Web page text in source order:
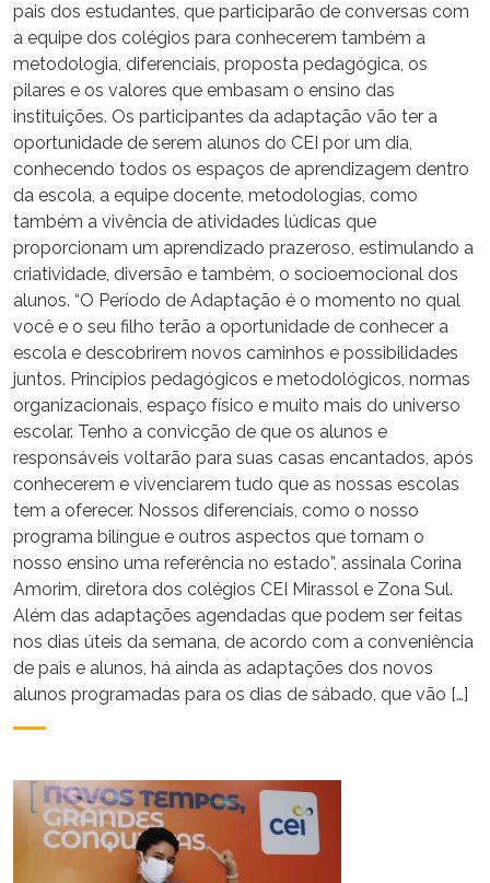
pais dos estudantes, que participarão de conversas com
a equipe dos colégios para conhecerem também a
metodologia, diferenciais, proposta pedagógica, os
pilares e os valores que embasam o ensino das
instituições. Os participantes da adaptação vão ter a
oportunidade de serem alunos do CEI por um dia,
conhecendo todos os espaços de aprendizagem dentro
da escola, a equipe docente, metodologias, como
também a vivência de atividades lúdicas que
proporcionam um aprendizado prazeroso, estimulando a
criatividade, diversão e também, o socioemocional dos
alunos. “O Período de Adaptação é o momento no qual
você e o seu filho terão a oportunidade de conhecer a
escola e descobrirem novos caminhos e possibilidades
juntos. Princípios pedagógicos e metodológicos, normas
organizacionais, espaço físico e muito mais do universo
escolar. Tenho a convicção de que os alunos e
responsáveis voltarão para suas casas encantados, após
conhecerem e vivenciarem tudo que as nossas escolas
tem a oferecer. Nossos diferenciais, como o nosso
programa bilíngue e outros aspectos que tornam o
nosso ensino uma referência no estado”, assinala Corina
Amorim, diretora dos colégios CEI Mirassol e Zona Sul.
Além das adaptações agendadas que podem ser feitas
nos dias úteis da semana, de acordo com a conveniência
de pais e alunos, há ainda as adaptações dos novos
alunos programadas para os dias de sábado, que vão […]